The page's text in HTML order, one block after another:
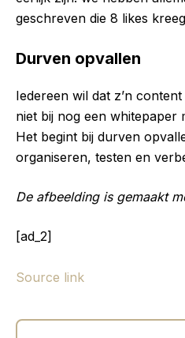
geschreven die 8 likes
Durven opvallen
Iedereen wil dat z’n
niet bij nog een whitepaper
Het begint bij durven
organiseren, testen en
De afbeelding is gemaakt
[ad_2]
Source link